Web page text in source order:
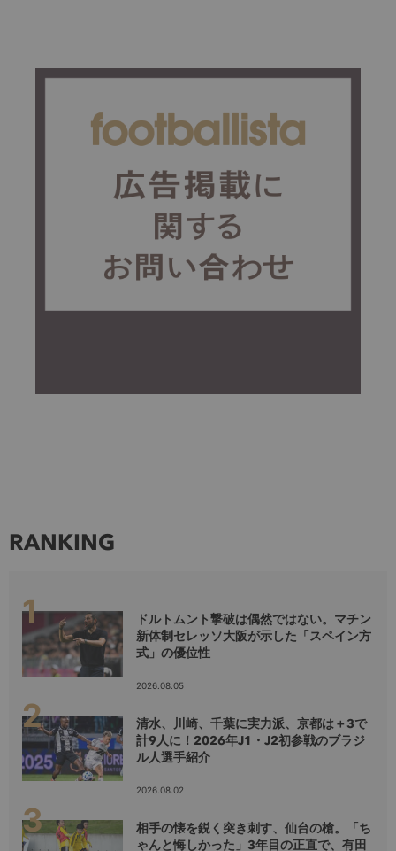
RANKING
ドルトムント撃破は偶然ではない。マチン
新体制セレッソ大阪が示した「スペイン方
式」の優位性
2026.08.05
清水、川崎、千葉に実力派、京都は＋3で
計9人に！2026年J1・J2初参戦のブラジ
ル人選手紹介
2026.08.02
相手の懐を鋭く突き刺す、仙台の槍。「ち
ゃんと悔しかった」3年目の正直で、有田